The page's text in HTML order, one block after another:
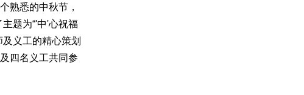
熟悉的中秋节，
题为“'中'心祝福
义工的精心策划
四名义工共同参